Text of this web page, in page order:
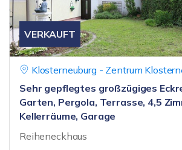
VERKAUFT
Klosterneuburg - Zentrum
Sehr gepflegtes großzügiges
Garten, Pergola, Terrasse, 4,5
Kellerräume, Garage
Reiheneckhaus